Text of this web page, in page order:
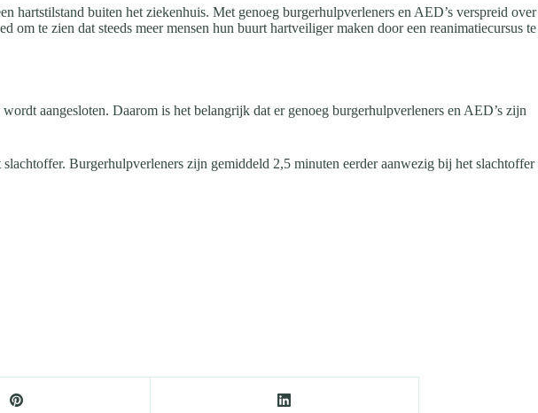
buiten het ziekenhuis. Met genoeg burgerhulpverleners en AED’s verspreid over
te zien dat steeds meer mensen hun buurt hartveiliger maken door een reanimatiecursus te
aangesloten. Daarom is het belangrijk dat er genoeg burgerhulpverleners en AED’s zijn
Burgerhulpverleners zijn gemiddeld 2,5 minuten eerder aanwezig bij het slachtoffer